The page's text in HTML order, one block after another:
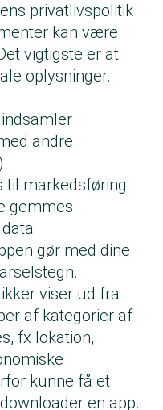
privatlivspolitik
kan være
vigtigste er at
oplysninger.
andre
til markedsføring
gemmes
gør med dine
viser ud fra
af kategorier af
fx lokation,
kunne få et
en app.